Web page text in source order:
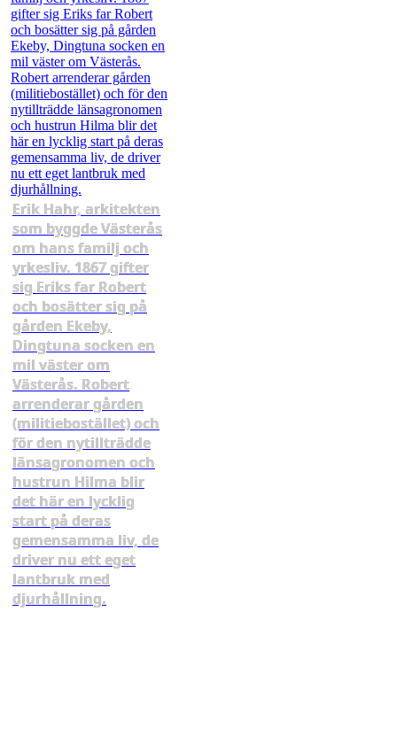
Erik Hahr, arkitekten
som byggde Västerås
om hans familj och
yrkesliv. 1867 gifter
sig Eriks far Robert
och bosätter sig på
gården Ekeby,
Dingtuna socken en
mil väster om
Västerås. Robert
arrenderar gården
(militiebostället) och
för den nytillträdde
länsagronomen och
hustrun Hilma blir
det här en lycklig
start på deras
gemensamma liv, de
driver nu ett eget
lantbruk med
djurhållning.